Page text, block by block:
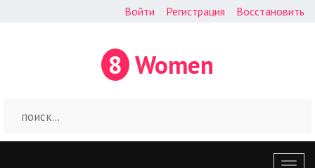
Войти Регистрация Восстановить
8 Women